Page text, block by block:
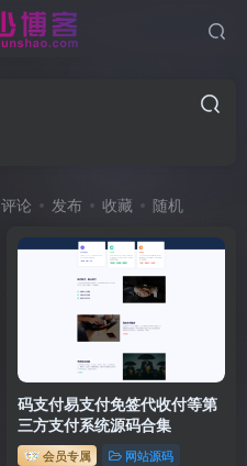
评论 发布 收藏 随机
码支付易支付免签代收付等第
三方支付系统源码合集
会员专属 网站源码